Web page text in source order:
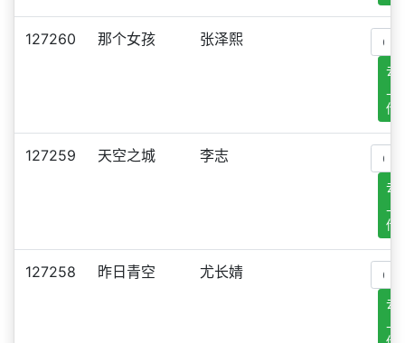
127260 那个女孩 张泽熙
去
传
127259 天空之城 李志
去
传
127258 昨日青空 尤长婧
去